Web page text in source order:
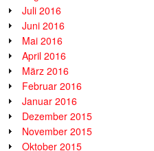
Juli 2016
Juni 2016
Mai 2016
April 2016
März 2016
Februar 2016
Januar 2016
Dezember 2015
November 2015
Oktober 2015